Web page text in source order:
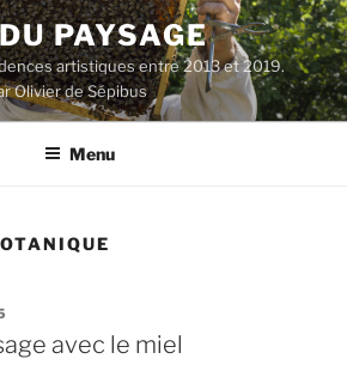
PAYSAGE
artistiques entre 2013 et 2019.
Olivier de Sépibus
Menu
avec le miel